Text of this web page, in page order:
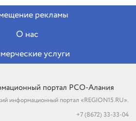
рекламы
О нас
услуги
информационный портал «REGION15.RU».
+7 (8672) 33-33-04